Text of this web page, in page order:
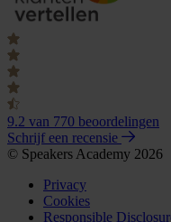
9.2 van 770 beoordelingen
Schrijf een recensie
© Speakers Academy 2026
Privacy
Cookies
Responsible